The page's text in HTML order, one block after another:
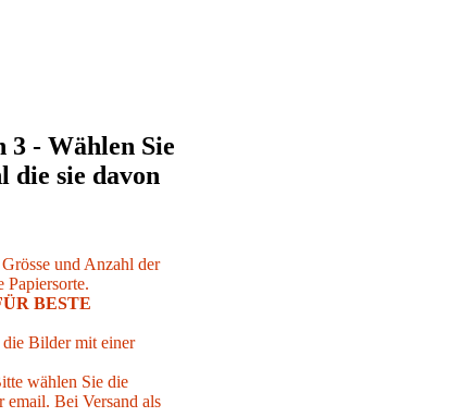
- Wählen Sie
die sie davon
und Anzahl der
Papiersorte.
BESTE
Bilder mit einer
wählen Sie die
Bei Versand als